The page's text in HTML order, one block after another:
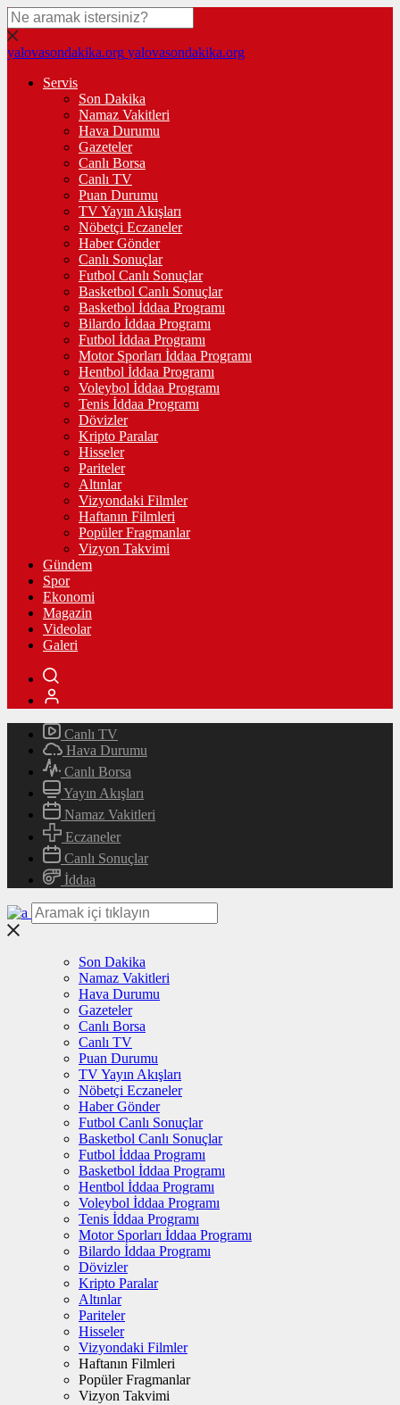
yalovasondakika.org yalovasondakika.org
Servis
Son Dakika
Namaz Vakitleri
Hava Durumu
Gazeteler
Canlı Borsa
Canlı TV
Puan Durumu
TV Yayın Akışları
Nöbetçi Eczaneler
Haber Gönder
Canlı Sonuçlar
Futbol Canlı Sonuçlar
Basketbol Canlı Sonuçlar
Basketbol İddaa Programı
Bilardo İddaa Programı
Futbol İddaa Programı
Motor Sporları İddaa Programı
Hentbol İddaa Programı
Voleybol İddaa Programı
Tenis İddaa Programı
Dövizler
Kripto Paralar
Hisseler
Pariteler
Altınlar
Vizyondaki Filmler
Haftanın Filmleri
Popüler Fragmanlar
Vizyon Takvimi
Gündem
Spor
Ekonomi
Magazin
Videolar
Galeri
Canlı TV
Hava Durumu
Canlı Borsa
Yayın Akışları
Namaz Vakitleri
Eczaneler
Canlı Sonuçlar
İddaa
Son Dakika
Namaz Vakitleri
Hava Durumu
Gazeteler
Canlı Borsa
Canlı TV
Puan Durumu
TV Yayın Akışları
Nöbetçi Eczaneler
Haber Gönder
Futbol Canlı Sonuçlar
Basketbol Canlı Sonuçlar
Futbol İddaa Programı
Basketbol İddaa Programı
Hentbol İddaa Programı
Voleybol İddaa Programı
Tenis İddaa Programı
Motor Sporları İddaa Programı
Bilardo İddaa Programı
Dövizler
Kripto Paralar
Altınlar
Pariteler
Hisseler
Vizyondaki Filmler
Haftanın Filmleri
Popüler Fragmanlar
Vizyon Takvimi